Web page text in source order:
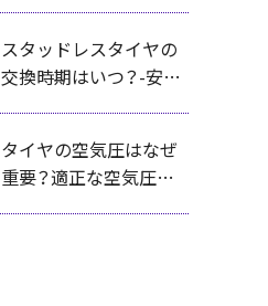
ク方法と対策
スタッドレスタイヤの
交換時期はいつ？-安全
新日本タイヤ販売株式
会社が解説
タイヤの空気圧はなぜ
重要？適正な空気圧が